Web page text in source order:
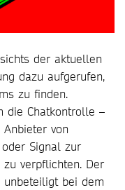
der aktuellen
dazu aufgerufen,
zu finden.
die Chatkontrolle –
von
Signal zur
verpflichten. Der
bei dem